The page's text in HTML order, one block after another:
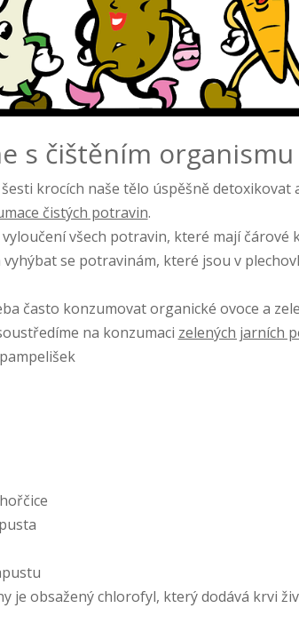
s čištěním organismu
šesti krocích naše tělo úspěšně
čistých potravin.
všech potravin, které mají čárové
se potravinám, které jsou v
často konzumovat organické ovoce a
na konzumaci zelených jarních
je obsažený chlorofyl, který dodává krvi